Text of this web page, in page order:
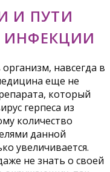
И ПУТИ
ИНФЕКЦИИ
навсегда в
еще не
который
герпеса из
количество
данной
увеличивается.
не знать о своей